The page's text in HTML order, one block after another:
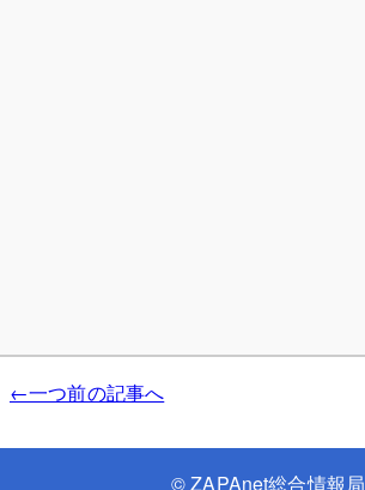
←一つ前の記事へ
©ZAPAnet総合情報局